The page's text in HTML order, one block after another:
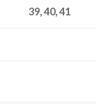
39, 40, 41